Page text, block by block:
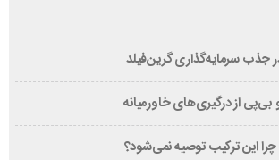
جذب سرمایه‌گذاری گرین‌فیلد
از درگیری‌های خاورمیانه
چرا این ترکیب توصیه نمی‌شود؟